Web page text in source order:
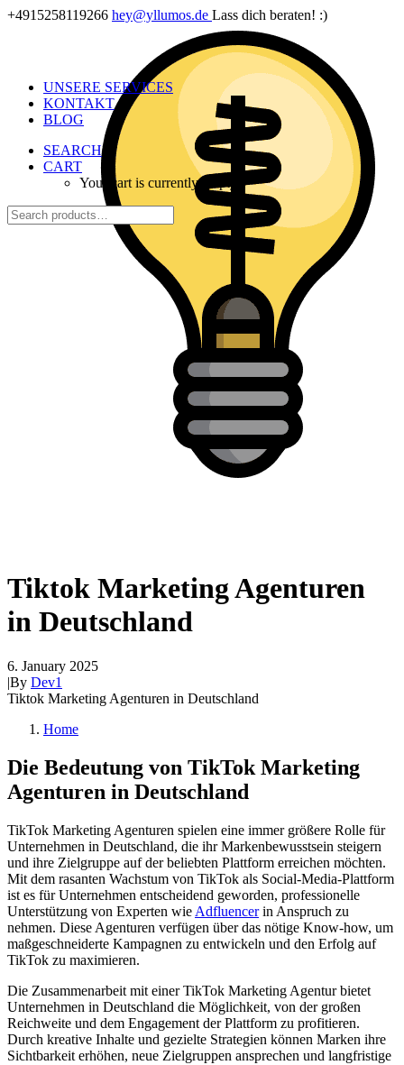
+4915258119266 hey@yllumos.de Lass dich beraten! :)
UNSERE SERVICES
KONTAKT
BLOG
SEARCH
CART
Your cart is currently empty.
Tiktok Marketing Agenturen
in Deutschland
6. January 2025
|By Dev1
Tiktok Marketing Agenturen in Deutschland
Home
Die Bedeutung von TikTok Marketing
Agenturen in Deutschland
TikTok Marketing Agenturen spielen eine immer größere Rolle für
Unternehmen in Deutschland, die ihr Markenbewusstsein steigern
und ihre Zielgruppe auf der beliebten Plattform erreichen möchten.
Mit dem rasanten Wachstum von TikTok als Social-Media-Plattform
ist es für Unternehmen entscheidend geworden, professionelle
Unterstützung von Experten wie Adfluencerin Anspruch zu
nehmen. Diese Agenturen verfügen über das nötige Know-how, um
maßgeschneiderte Kampagnen zu entwickeln und den Erfolg auf
TikTok zu maximieren.
Die Zusammenarbeit mit einer TikTok Marketing Agentur bietet
Unternehmen in Deutschland die Möglichkeit, von der großen
Reichweite und dem Engagement der Plattform zu profitieren.
Durch kreative Inhalte und gezielte Strategien können Marken ihre
Sichtbarkeit erhöhen, neue Zielgruppen ansprechen und langfristige